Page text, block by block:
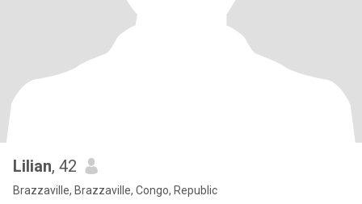
Lilian, 42
Brazzaville, Brazzaville, Congo, Republic